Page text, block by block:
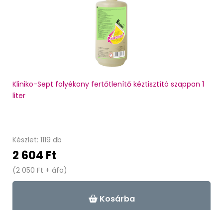
Kliniko-Sept folyékony fertőtlenítő kéztisztító szappan 1
liter
Készlet: 1119 db
2 604 Ft
(2 050 Ft + áfa)
Kosárba